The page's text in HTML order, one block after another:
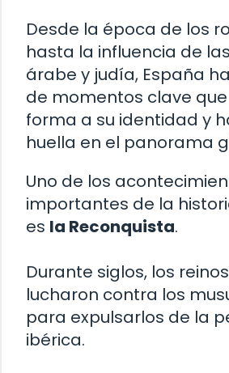
Desde la época de los
hasta la influencia de
árabe y judía, España
de momentos clave
forma a su identidad y
huella en el panorama
Uno de los
importantes de la
es la Reconquista.
Durante siglos, los
lucharon contra los
para expulsarlos de la
ibérica.